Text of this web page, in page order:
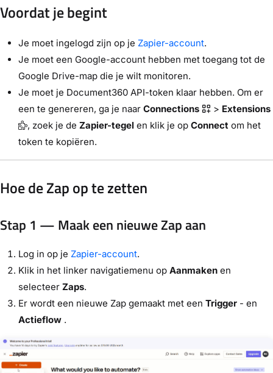
Voordat je begint
Je moet ingelogd zijn op je Zapier-account.
Je moet een Google-account hebben met toegang tot de
Google Drive-map die je wilt monitoren.
Je moet je Document360 API-token klaar hebben. Om er
een te genereren, ga je naar Connections > Extensions
, zoek je de Zapier-tegel en klik je op Connect om het
token te kopiëren.
Hoe de Zap op te zetten
Stap 1 — Maak een nieuwe Zap aan
Log in op je Zapier-account.
Klik in het linker navigatiemenu op Aanmaken en
selecteer Zaps.
Er wordt een nieuwe Zap gemaakt met een Trigger - en
Actieflow .